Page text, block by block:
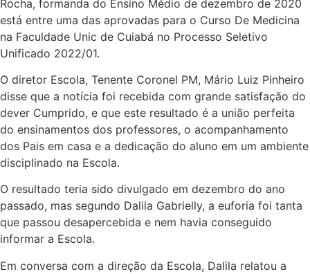
Rocha, formanda do Ensino Médio de dezembro de 2020
está entre uma das aprovadas para o Curso De Medicina
na Faculdade Unic de Cuiabá no Processo Seletivo
Unificado 2022/01.
O diretor Escola, Tenente Coronel PM, Mário Luiz Pinheiro
disse que a notícia foi recebida com grande satisfação do
dever Cumprido, e que este resultado é a união perfeita
do ensinamentos dos professores, o acompanhamento
dos Pais em casa e a dedicação do aluno em um ambiente
disciplinado na Escola.
O resultado teria sido divulgado em dezembro do ano
passado, mas segundo Dalila Gabrielly, a euforia foi tanta
que passou desapercebida e nem havia conseguido
informar a Escola.
Em conversa com a direção da Escola, Dalila relatou a